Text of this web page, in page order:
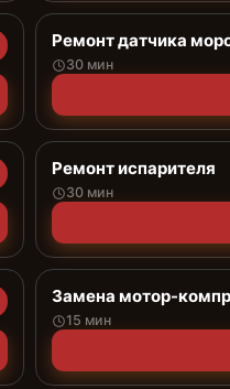
Ремонт датчика
30 мин
Ремонт испарителя
30 мин
Замена мотор-
15 мин